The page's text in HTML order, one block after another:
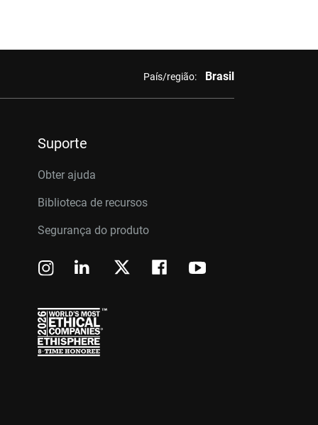
País/região: Brasil
Suporte
Obter ajuda
Biblioteca de recursos
Segurança do produto